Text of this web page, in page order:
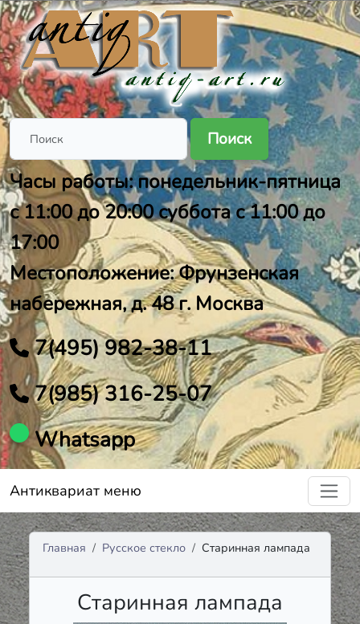
Поиск
Часы работы: понедельник-пятница
с 11:00 до 20:00 суббота с 11:00 до
17:00
Местоположение: Фрунзенская
набережная, д. 48 г. Москва
7(495) 982-38-11
7(985) 316-25-07
Whatsapp
Антиквариат меню
Главная Русское стекло Старинная лампада
Старинная лампада